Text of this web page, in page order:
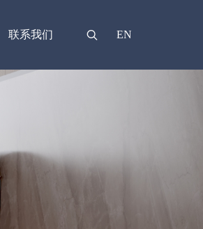
联系我们 EN